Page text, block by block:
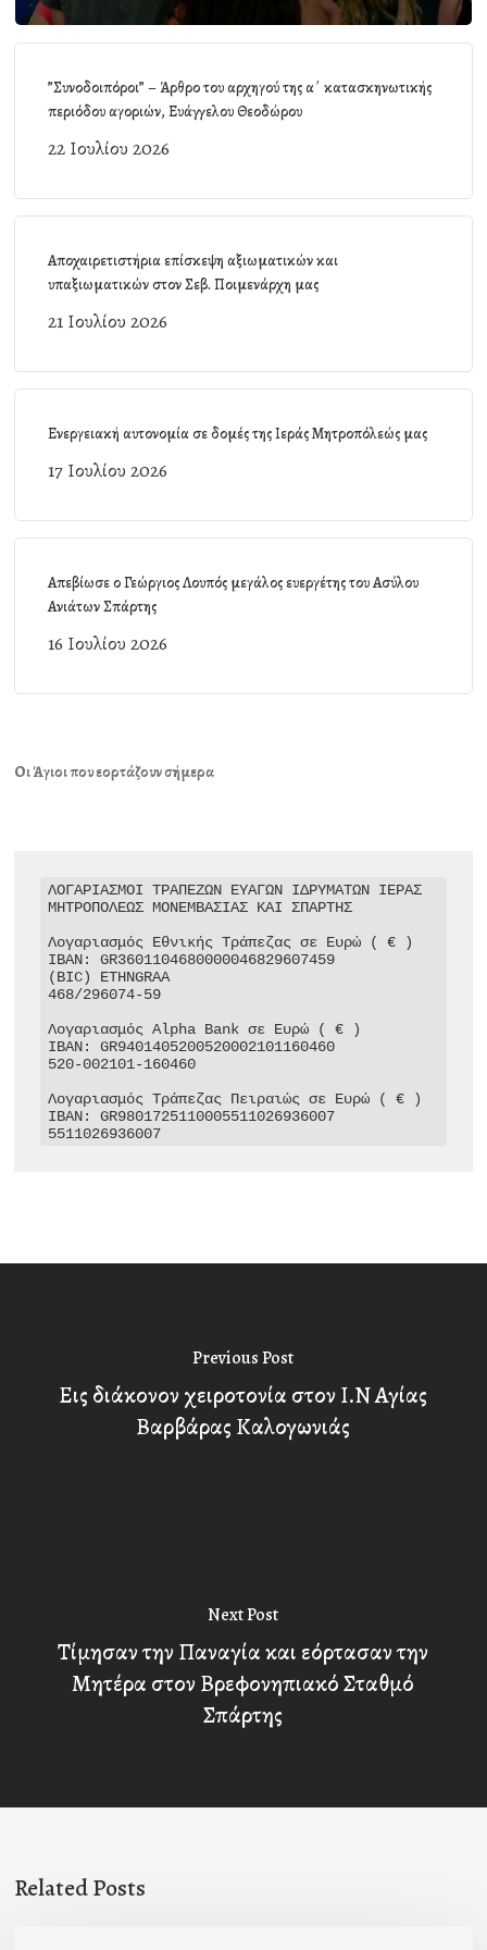
”Συνοδοιπόροι” – Άρθρο του αρχηγού της α΄ κατασκηνωτικής
περιόδου αγοριών, Ευάγγελου Θεοδώρου
22 Ιουλίου 2026
Αποχαιρετιστήρια επίσκεψη αξιωματικών και
υπαξιωματικών στον Σεβ. Ποιμενάρχη μας
21 Ιουλίου 2026
Ενεργειακή αυτονομία σε δομές της Ιεράς Μητροπόλεώς μας
17 Ιουλίου 2026
Απεβίωσε ο Γεώργιος Λουπός μεγάλος ευεργέτης του Ασύλου
Ανιάτων Σπάρτης
16 Ιουλίου 2026
Οι Άγιοι που εορτάζουν σήμερα
ΛΟΓΑΡΙΑΣΜΟΙ ΤΡΑΠΕΖΩΝ ΕΥΑΓΩΝ ΙΔΡΥΜΑΤΩΝ ΙΕΡΑΣ
ΜΗΤΡΟΠΟΛΕΩΣ ΜΟΝΕΜΒΑΣΙΑΣ ΚΑΙ ΣΠΑΡΤΗΣ
Λογαριασμός Εθνικής Τράπεζας σε Ευρώ ( € )
IBAN: GR3601104680000046829607459
(BIC) ETHNGRAA
468/296074-59
Λογαριασμός Alpha Bank σε Ευρώ ( € )
IBAN: GR9401405200520002101160460
520-002101-160460
Λογαριασμός Τράπεζας Πειραιώς σε Ευρώ ( € )
IBAN: GR9801725110005511026936007
5511026936007
Previous Post
Εις διάκονον χειροτονία στον Ι.Ν Αγίας
Βαρβάρας Καλογωνιάς
Next Post
Τίμησαν την Παναγία και εόρτασαν την
Μητέρα στον Βρεφονηπιακό Σταθμό
Σπάρτης
Related Posts